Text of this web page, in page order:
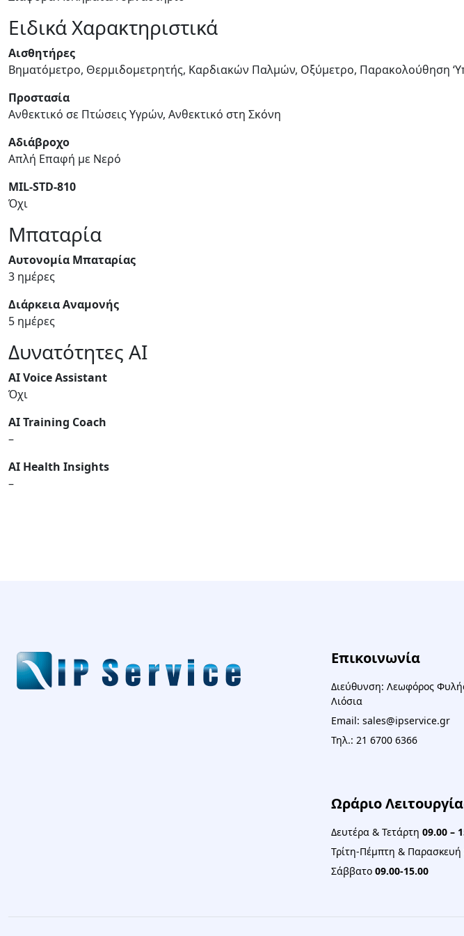
Ειδικά Χαρακτηριστικά
Αισθητήρες
Βηματόμετρο, Θερμιδομετρητής, Καρδιακών Παλμών, Οξύμετρο, Παρακολούθηση
Προστασία
Ανθεκτικό σε Πτώσεις Υγρών, Ανθεκτικό στη Σκόνη
Αδιάβροχο
Απλή Επαφή με Νερό
MIL-STD-810
Όχι
Μπαταρία
Αυτονομία Μπαταρίας
3 ημέρες
Διάρκεια Αναμονής
5 ημέρες
Δυνατότητες AI
AI Voice Assistant
Όχι
AI Training Coach
–
AI Health Insights
–
Επικοινωνία
Διεύθυνση: Λεωφόρος
Λιόσια
Email: sales@ipservice.gr
Τηλ.: 21 6700 6366
Ωράριο
Δευτέρα & Τετάρτη 09.00 –
Τρίτη-Πέμπτη & Παρασκευή
Σάββατο 09.00-15.00